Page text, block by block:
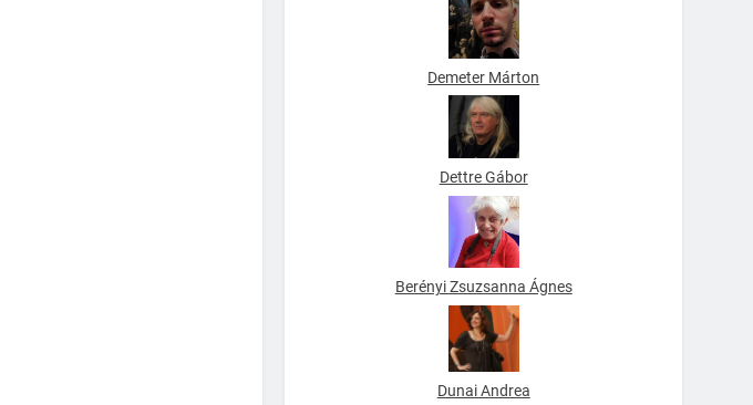
Demeter Márton
Dettre Gábor
Berényi Zsuzsanna Ágnes
Dunai Andrea